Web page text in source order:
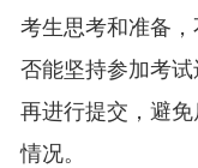
考生思考和准备
否能坚持参加考
再进行提交，避
情况。